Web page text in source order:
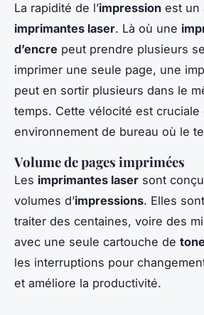
La rapidité de l’impression est un
imprimantes laser. Là où une
d’encre peut prendre plusieurs
imprimer une seule page, une
peut en sortir plusieurs dans le
temps. Cette vélocité est cruciale
environnement de bureau où le
Volume de pages imprimées
Les imprimantes laser sont
volumes d’impressions. Elles
traiter des centaines, voire des
avec une seule cartouche de
les interruptions pour
et améliore la productivité.